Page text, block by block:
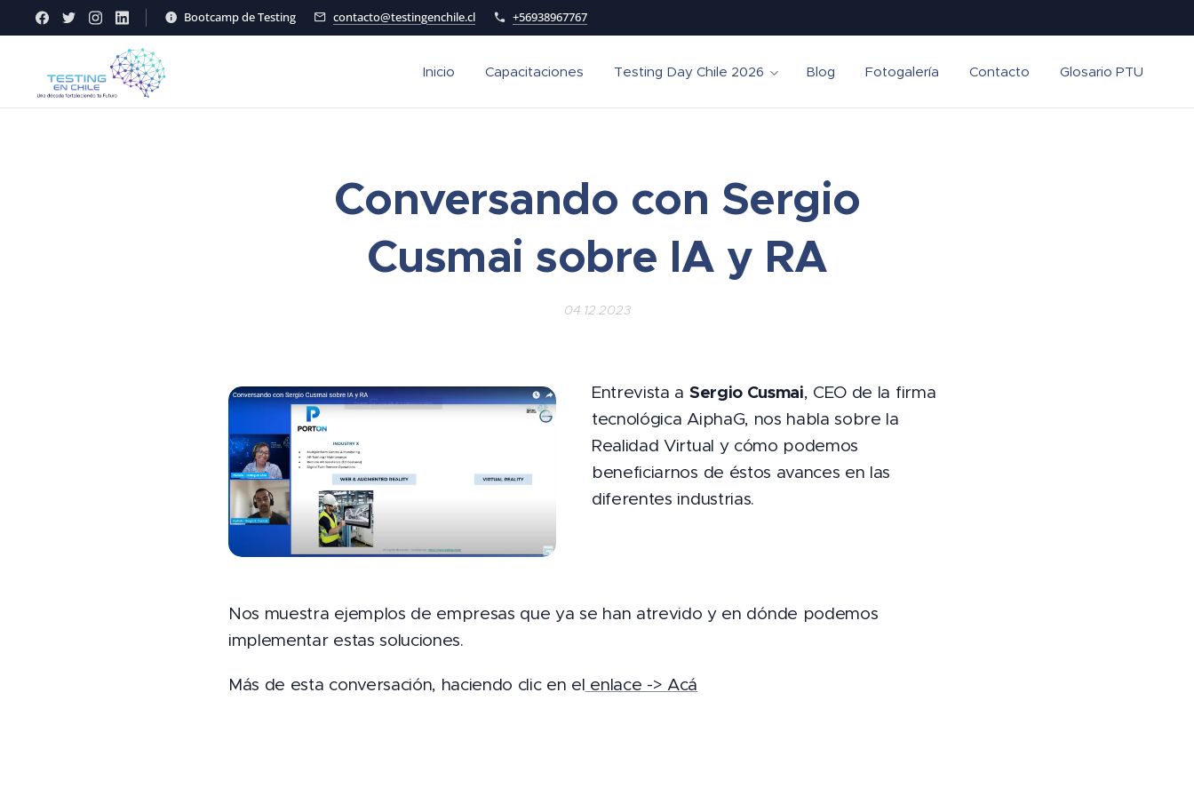
Bootcamp de Testing contacto@testingenchile.cl +56938967767
Inicio Capacitaciones Testing Day Chile 2026 Blog Fotogalería Contacto Glosario PTU
Conversando con Sergio
Cusmai sobre IA y RA
04.12.2023
Entrevista a Sergio Cusmai, CEO de la firma
tecnológica AiphaG, nos habla sobre la
Realidad Virtual y cómo podemos
beneficiarnos de éstos avances en las
diferentes industrias.
Nos muestra ejemplos de empresas que ya se han atrevido y en dónde podemos
implementar estas soluciones.
Más de esta conversación, haciendo clic en el enlace -> Acá